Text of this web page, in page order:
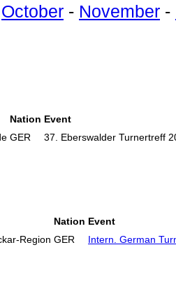
October - November -
Nation Event
GER 37. Eberswalder Turnertreff
Nation Event
Region GER Intern. German